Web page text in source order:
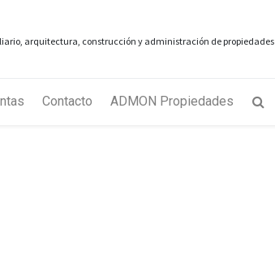
arquitectura, construcción y administración de propiedades
Contacto ADMON Propiedades